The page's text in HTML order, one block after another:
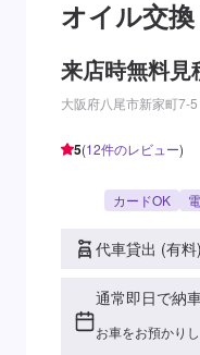
オイル交換
来店時無料見
大阪府八尾市新家町7-5
5(12件のレビュー)
カードOK
代車貸出 (有
通常即日で納
お車をお預かり